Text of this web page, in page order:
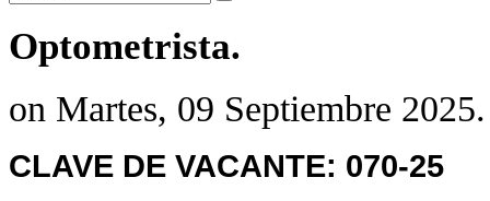
Optometrista.
on Martes, 09 Septiembre
CLAVE DE VACANTE: 070-25